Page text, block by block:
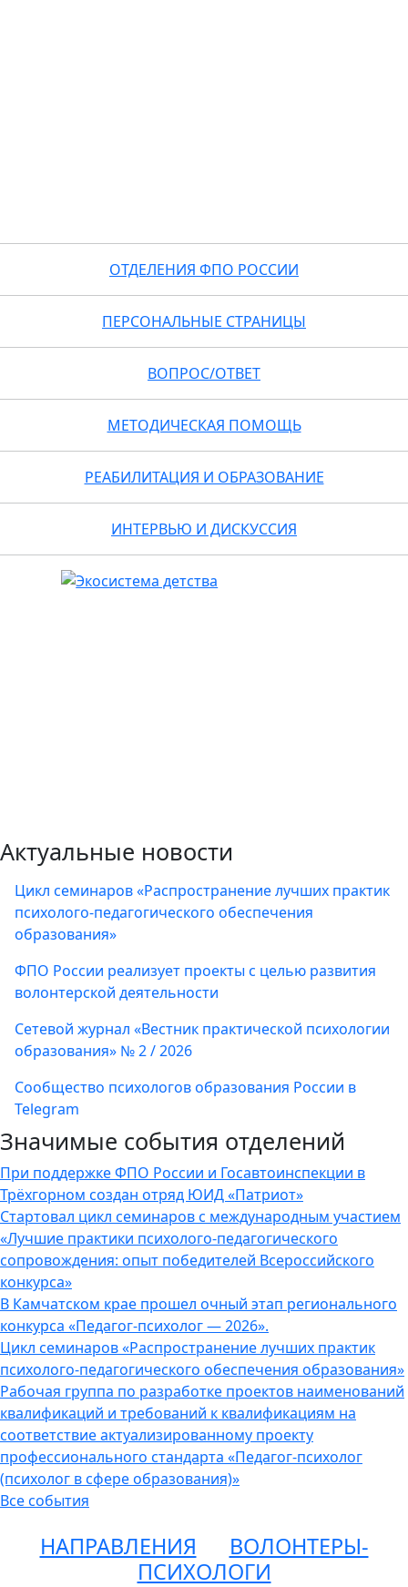
ОТДЕЛЕНИЯ ФПО РОССИИ
ПЕРСОНАЛЬНЫЕ СТРАНИЦЫ
ВОПРОС/ОТВЕТ
МЕТОДИЧЕСКАЯ ПОМОЩЬ
РЕАБИЛИТАЦИЯ И ОБРАЗОВАНИЕ
ИНТЕРВЬЮ И ДИСКУССИЯ
Актуальные новости
Цикл семинаров «Распространение лучших практик
психолого-педагогического обеспечения
образования»
ФПО России реализует проекты с целью развития
волонтерской деятельности
Сетевой журнал «Вестник практической психологии
образования» № 2 / 2026
Сообщество психологов образования России в
Telegram
Значимые события отделений
При поддержке ФПО России и Госавтоинспекции в
Трёхгорном создан отряд ЮИД «Патриот»
Стартовал цикл семинаров с международным участием
«Лучшие практики психолого-педагогического
сопровождения: опыт победителей Всероссийского
конкурса»
В Камчатском крае прошел очный этап регионального
конкурса «Педагог-психолог — 2026».
Цикл семинаров «Распространение лучших практик
психолого-педагогического обеспечения образования»
Рабочая группа по разработке проектов наименований
квалификаций и требований к квалификациям на
соответствие актуализированному проекту
профессионального стандарта «Педагог-психолог
(психолог в сфере образования)»
Все события
НАПРАВЛЕНИЯ
ВОЛОНТЕРЫ-
ПСИХОЛОГИ